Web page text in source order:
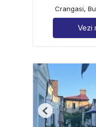
Crangasi,
Vezi
Previous